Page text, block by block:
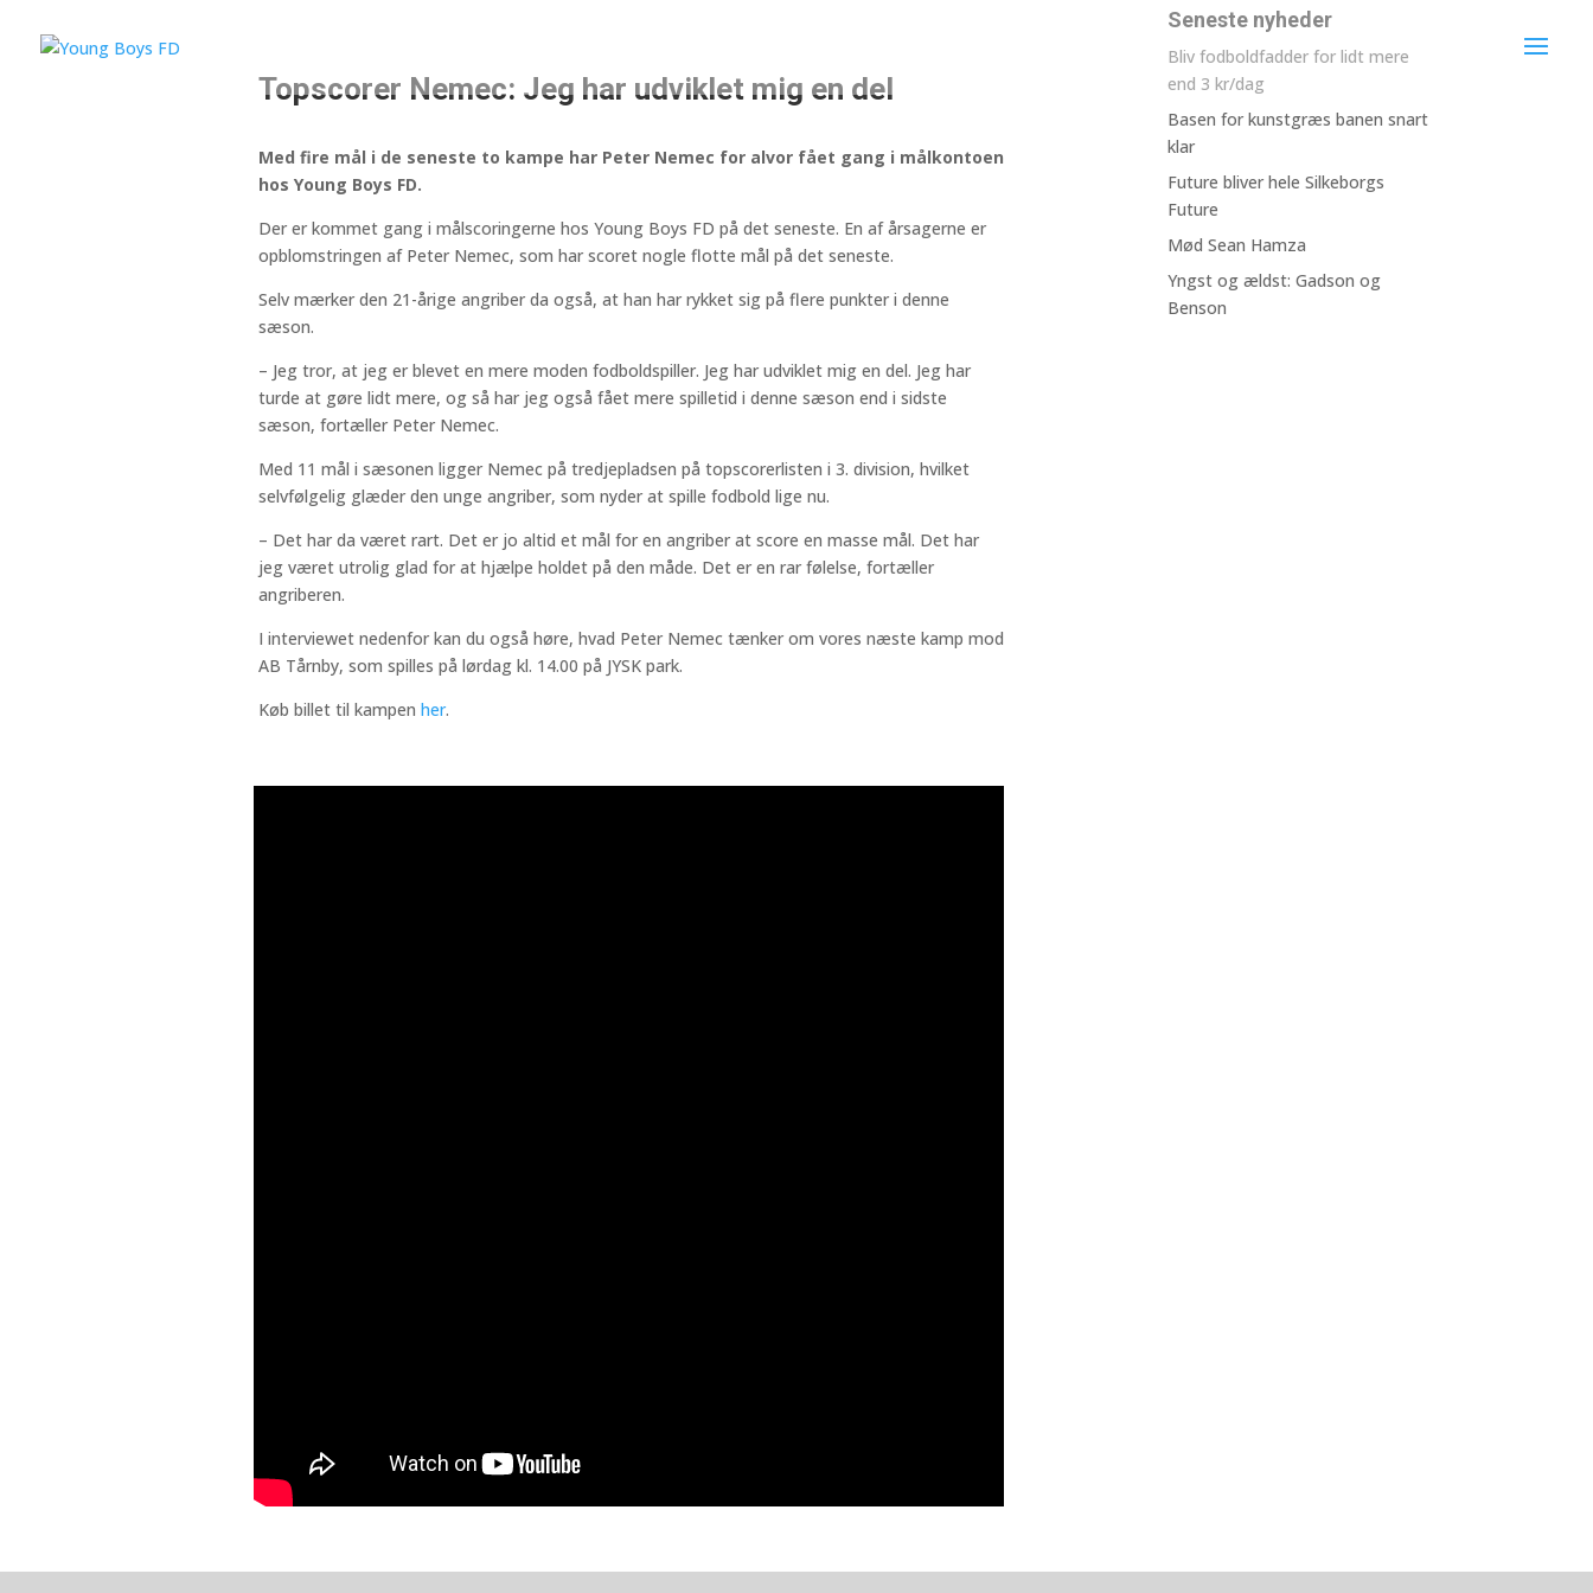
Topscorer Nemec: Jeg har udviklet mig en del
Med fire mål i de seneste to kampe har Peter Nemec for alvor fået gang i målkontoen
hos Young Boys FD.
Der er kommet gang i målscoringerne hos Young Boys FD på det seneste. En af årsagerne er
opblomstringen af Peter Nemec, som har scoret nogle flotte mål på det seneste.
Selv mærker den 21-årige angriber da også, at han har rykket sig på flere punkter i denne
sæson.
– Jeg tror, at jeg er blevet en mere moden fodboldspiller. Jeg har udviklet mig en del. Jeg har
turde at gøre lidt mere, og så har jeg også fået mere spilletid i denne sæson end i sidste
sæson, fortæller Peter Nemec.
Med 11 mål i sæsonen ligger Nemec på tredjepladsen på topscorerlisten i 3. division, hvilket
selvfølgelig glæder den unge angriber, som nyder at spille fodbold lige nu.
– Det har da været rart. Det er jo altid et mål for en angriber at score en masse mål. Det har
jeg været utrolig glad for at hjælpe holdet på den måde. Det er en rar følelse, fortæller
angriberen.
I interviewet nedenfor kan du også høre, hvad Peter Nemec tænker om vores næste kamp mod
AB Tårnby, som spilles på lørdag kl. 14.00 på JYSK park.
Køb billet til kampen her.
Seneste nyheder
Bliv fodboldfadder for lidt mere
end 3 kr/dag
Basen for kunstgræs banen snart
klar
Future bliver hele Silkeborgs
Future
Mød Sean Hamza
Yngst og ældst: Gadson og
Benson